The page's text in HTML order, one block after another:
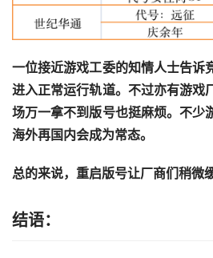
一位接近游戏工委的知情人士告诉
进入正常运行轨道。不过亦有游戏
场万一拿不到版号也挺麻烦。不少
海外再国内会成为常态。
总的来说，重启版号让厂商们稍微
结语：